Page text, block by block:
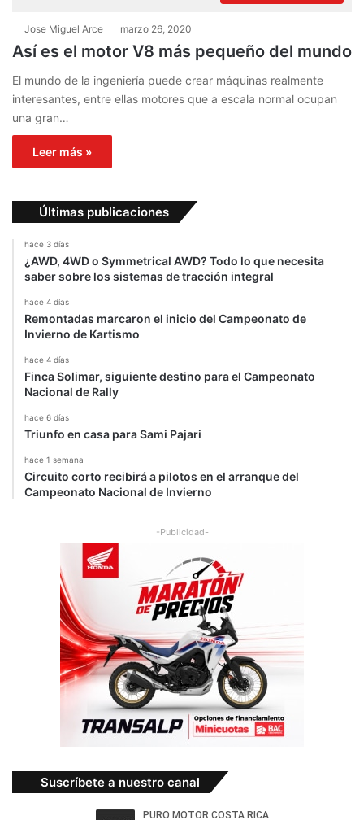
Jose Miguel Arce marzo 26, 2020
Así es el motor V8 más pequeño del mundo
El mundo de la ingeniería puede crear máquinas realmente
interesantes, entre ellas motores que a escala normal ocupan
una gran…
Leer más »
Últimas publicaciones
hace 3 días
¿AWD, 4WD o Symmetrical AWD? Todo lo que necesita
saber sobre los sistemas de tracción integral
hace 4 días
Remontadas marcaron el inicio del Campeonato de
Invierno de Kartismo
hace 4 días
Finca Solimar, siguiente destino para el Campeonato
Nacional de Rally
hace 6 días
Triunfo en casa para Sami Pajari
hace 1 semana
Circuito corto recibirá a pilotos en el arranque del
Campeonato Nacional de Invierno
-Publicidad-
Suscríbete a nuestro canal